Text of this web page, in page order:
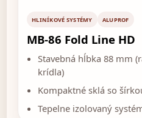
HLINÍKOVÉ SYSTÉMY ALUPROF
MB-86 Fold Line HD
Stavebná hĺbka 88 mm
krídla)
Kompaktné sklá so
Tepelne izolovaný